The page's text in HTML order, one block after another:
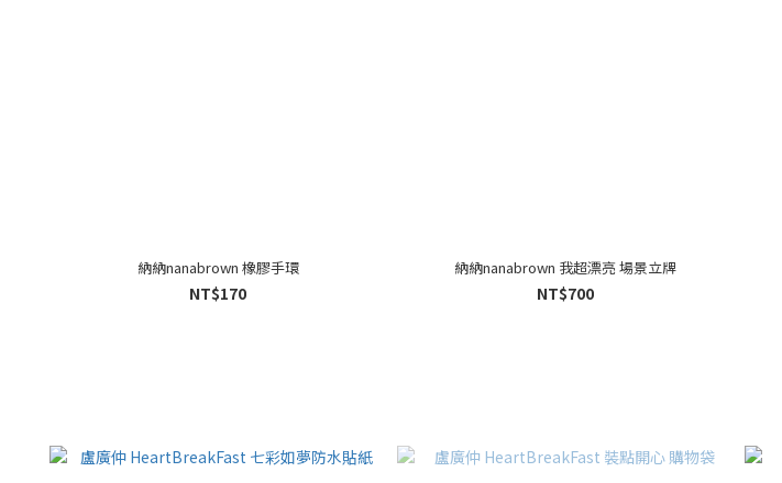
納納nanabrown 橡膠手環
NT$170
納納nanabrown 我超漂亮 場景立牌
NT$700